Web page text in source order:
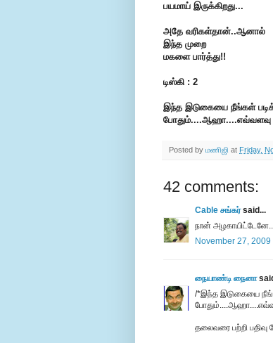
பயமாய் இருக்கிறது...
அதே வரிகள்தான்..ஆனால்
இந்த முறை
மகளை பார்த்து!!
டிஸ்கி : 2
இந்த இடுகையை நீங்கள்
போதும்....ஆஹா....எவ்வளவு
Posted by மணிஜி at Friday,
42 comments:
Cable சங்கர்said...
நான்
November 27, 2009
நையாண்டி நைனா
/*இந்த இடுகையை
தலைவரை பற்றி பதிவு